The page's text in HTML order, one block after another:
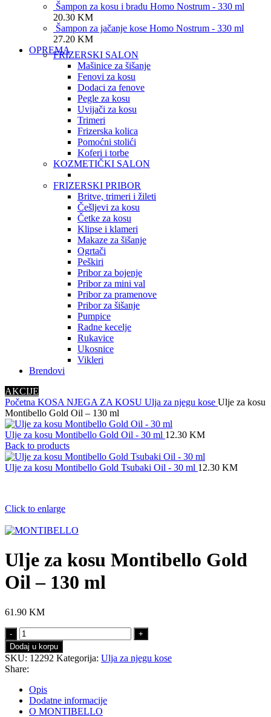
Šampon za kosu i bradu Homo Nostrum - 330 ml
20.30 KM
Šampon za jačanje kose Homo Nostrum - 330 ml
27.20 KM
OPREMAFRIZERSKI SALON
Mašinice za šišanje
Fenovi za kosu
Dodaci za fenove
Pegle za kosu
Uvijači za kosu
Trimeri
Frizerska kolica
Pomoćni stolići
Koferi i torbe
KOZMETIČKI SALON
FRIZERSKI PRIBOR
Britve, trimeri i žileti
Češljevi za kosu
Četke za kosu
Klipse i klameri
Makaze za šišanje
Ogrtači
Peškiri
Pribor za bojenje
Pribor za mini val
Pribor za pramenove
Pribor za šišanje
Pumpice
Radne kecelje
Rukavice
Ukosnice
Vikleri
Brendovi
AKCIJE
Početna KOSA NJEGA ZA KOSU Ulja za njegu kose Ulje za kosu
Montibello Gold Oil – 130 ml
Ulje za kosu Montibello Gold Oil - 30 ml 12.30 KM
Back to products
Ulje za kosu Montibello Gold Tsubaki Oil - 30 ml 12.30 KM
Click to enlarge
Ulje za kosu Montibello Gold
Oil – 130 ml
61.90 KM
Ulje
za
kosu
Montibello
Gold
Oil
-
130
Dodaj u korpu
SKU: 12292 Kategorija: Ulja za njegu kose
Share:
Opis
Dodatne informacije
O MONTIBELLO